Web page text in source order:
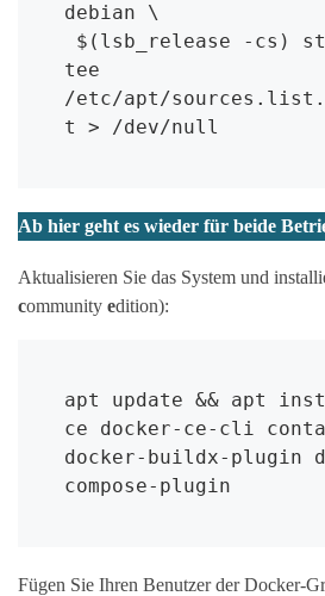
debian \
tee
/etc/apt/
t > /dev/null
Ab hier geht es wieder für beide
Aktualisieren Sie das System und
community edition):
apt update && apt
ce docker-ce-cli
docker-buildx-plugin
compose-plugin
Fügen Sie Ihren Benutzer der Docker-